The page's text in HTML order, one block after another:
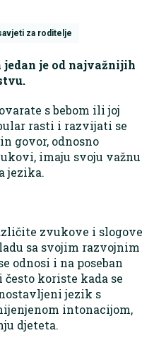
za roditelje
jedan je od najvažnijih
s bebom ili joj
rasti i razvijati se
govor, odnosno
imaju svoju važnu
jezika.
zvukove i slogove
sa svojim razvojnim
odnosi i na poseban
koriste kada se
jezik s
intonacijom,
djeteta.